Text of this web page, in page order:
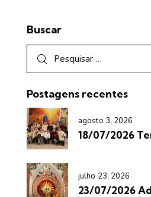
Buscar
Postagens recentes
agosto 3, 2026
18/07/2026
julho 23, 2026
23/07/2026